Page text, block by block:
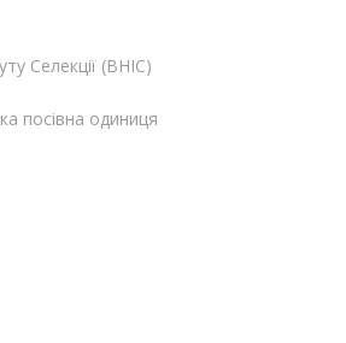
Селекції (ВНІС)
посівна одиниця